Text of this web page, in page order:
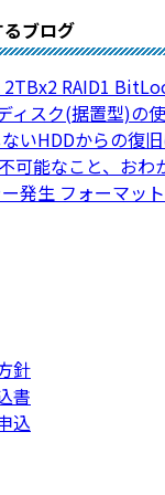
ブログ
RAID1
ィスク(据置型)の
いHDDからの復
可能なこと、おわ
発生 フォーマッ
針
書
込